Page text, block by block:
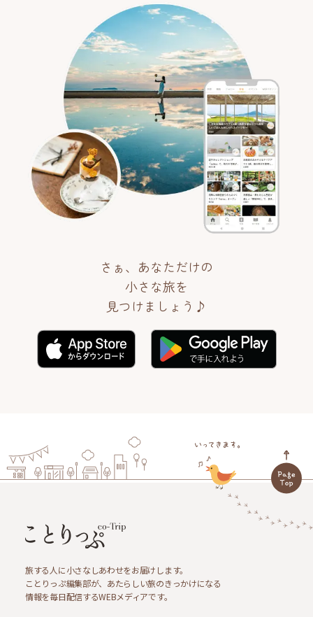
さぁ、あなただけの
小さな旅を
見つけましょう♪
旅する人に小さなしあわせをお届けします。
ことりっぷ編集部が、あたらしい旅のきっかけになる
情報を毎日配信するWEBメディアです。